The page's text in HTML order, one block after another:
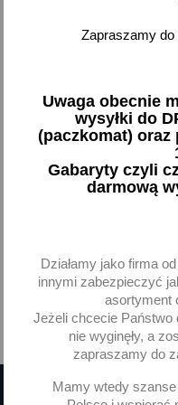
Zestaw
Fiat
-
Zapraszamy do
Uwaga obecnie
wysyłki do
(paczkomat) oraz
Gabaryty czyli
darmową
Działamy jako firma
innymi zabezpieczyć
asortyment
Jeżeli chcecie
nie wyginęły, a
zapraszamy do
Mamy wtedy